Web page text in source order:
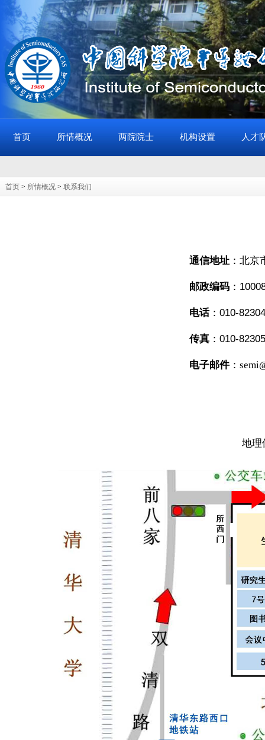
首页 所情概况 两院院士 机构设置 人才
首页 > 所情概况 > 联系我们
通信地址：北京
邮政编码：
电话：010-
传真：010-
电子邮件：
地理